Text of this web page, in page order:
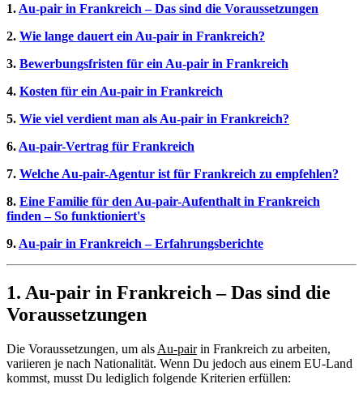
1. Au-pair in Frankreich – Das sind die Voraussetzungen
2. Wie lange dauert ein Au-pair in Frankreich?
3. Bewerbungsfristen für ein Au-pair in Frankreich
4. Kosten für ein Au-pair in Frankreich
5. Wie viel verdient man als Au-pair in Frankreich?
6. Au-pair-Vertrag für Frankreich
7. Welche Au-pair-Agentur ist für Frankreich zu empfehlen?
8. Eine Familie für den Au-pair-Aufenthalt in Frankreich
finden – So funktioniert's
9. Au-pair in Frankreich – Erfahrungsberichte
1. Au-pair in Frankreich – Das sind die
Voraussetzungen
Die Voraussetzungen, um als Au-pairin Frankreich zu arbeiten,
variieren je nach Nationalität. Wenn Du jedoch aus einem EU-Land
kommst, musst Du lediglich folgende Kriterien erfüllen: